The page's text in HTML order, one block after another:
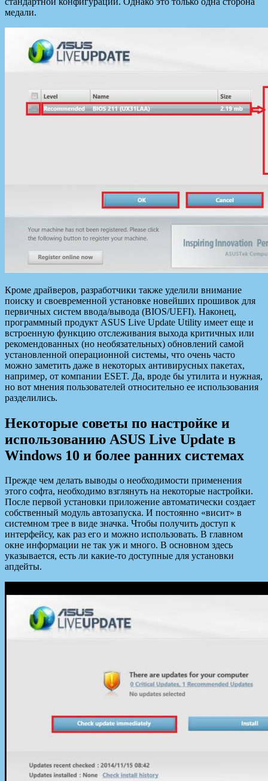
медали.
Кроме драйверов, разработчики также уделили внимание
поиску и своевременной установке новейших прошивок для
первичных систем ввода/вывода (BIOS/UEFI). Наконец,
программный продукт ASUS Live Update Utility имеет еще и
встроенную функцию отслеживания выхода критичных или
рекомендованных (но необязательных) обновлений самой
установленной операционной системы, что очень часто
можно заметить даже в некоторых антивирусных пакетах,
например, от компании ESET. Да, вроде бы утилита и нужная,
но вот мнения пользователей относительно ее использования
разделились.
Некоторые советы по настройке и
использованию ASUS Live Update в
Windows 10 и более ранних системах
Прежде чем делать выводы о необходимости применения
этого софта, необходимо взглянуть на некоторые настройки.
После первой установки приложение автоматически создает
собственный модуль автозапуска. И постоянно «висит» в
системном трее в виде значка. Чтобы получить доступ к
интерфейсу, как раз его и можно использовать. В главном
окне информации не так уж и много. В основном здесь
указывается, есть ли какие-то доступные для установки
апдейты.